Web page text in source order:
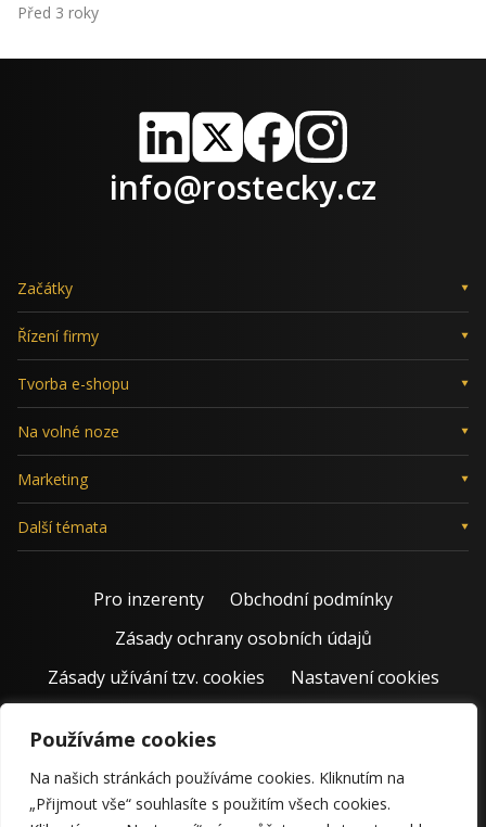
Používáme cookies
Na našich stránkách používáme cookies. Kliknutím na
„Přijmout vše“ souhlasíte s použitím všech cookies.
Před 3 roky
LinkedIn
X FacebookInstagram
info@rostecky.cz
Začátky
Řízení firmy
Tvorba e-shopu
Na volné noze
Marketing
Další témata
Pro inzerenty
Obchodní podmínky
Zásady ochrany osobních údajů
Zásady užívání tzv. cookies
Nastavení cookies